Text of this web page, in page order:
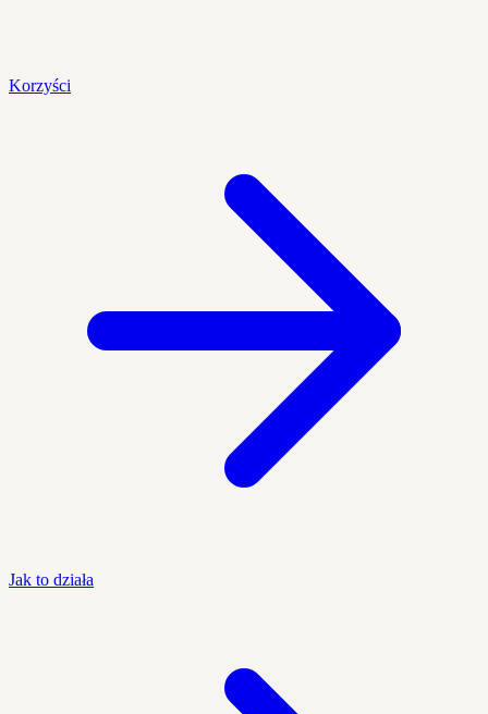
Korzyści
Jak to działa